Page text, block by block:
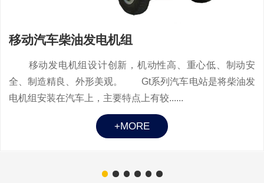
移动汽车柴油发电机组
移动发电机组设计创新，机动性高、重心低、制动安
全、制造精良、外形美观。 Gt系列汽车电站是将柴油发
电机组安装在汽车上，主要特点上有较......
+MORE